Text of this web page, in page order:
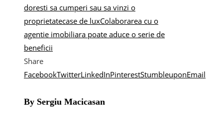
doresti sa cumperi sau sa vinzi o
proprietatecase de luxColaborarea cu o
agentie imobiliara poate aduce o serie de
beneficii
Share
FacebookTwitterLinkedInPinterestStumbleuponEmail
By Sergiu Macicasan